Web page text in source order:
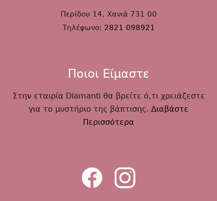
Περίδου 14, Χανιά 731 00
Τηλέφωνο: 2821 098921
Ποιοι Είμαστε
Στην εταιρία Diamanti θα βρείτε ό,τι χρειάζεστε
για το μυστήριο της βάπτισης. Διαβάστε
Περισσότερα